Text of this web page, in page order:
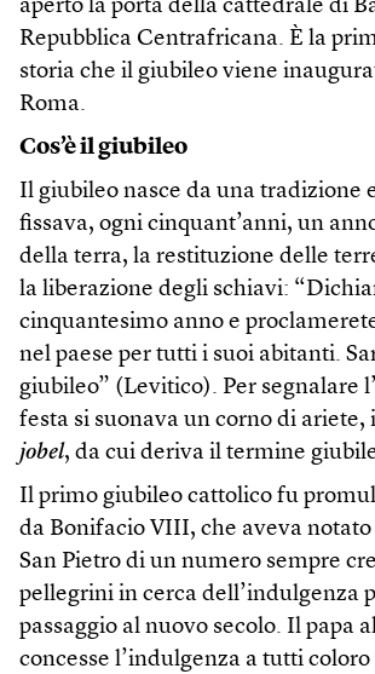
aperto la porta della cattedrale di
Repubblica Centrafricana. È la
storia che il giubileo viene
Roma.
Cos’è il giubileo
Il giubileo nasce da una tradizione
fissava, ogni cinquant’anni, un
della terra, la restituzione delle
la liberazione degli schiavi:
cinquantesimo anno e
nel paese per tutti i suoi abitanti.
giubileo” (Levitico). Per segnalare
festa si suonava un corno di ariete,
jobel, da cui deriva il termine
Il primo giubileo cattolico fu
da Bonifacio VIII, che aveva notato
San Pietro di un numero sempre
pellegrini in cerca dell’indulgenza
passaggio al nuovo secolo. Il papa
concesse l’indulgenza a tutti coloro